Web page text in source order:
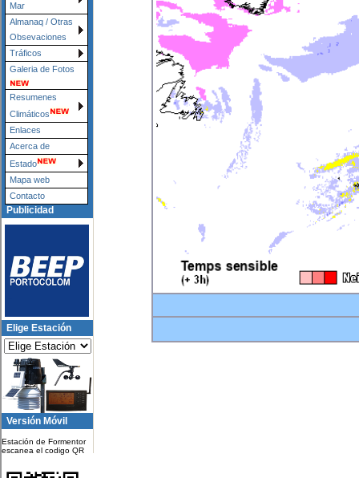
Mar
Almanaq / Otras
Obsevaciones
Tráficos
Galeria de Fotos
Resumenes
Climáticos
Enlaces
Acerca de
Estado
Mapa web
Contacto
Publicidad
Elige Estación
Versión Móvil
Estación de Formentor
escanea el codigo QR